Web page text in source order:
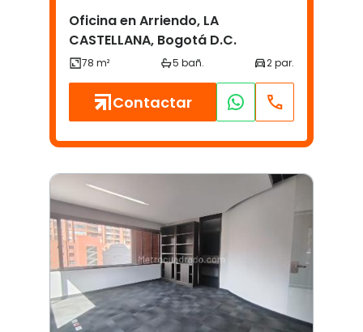
Oficina en Arriendo, LA
CASTELLANA, Bogotá D.C.
Contactar